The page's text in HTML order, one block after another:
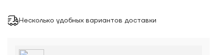
Несколько удобных вариантов доставки